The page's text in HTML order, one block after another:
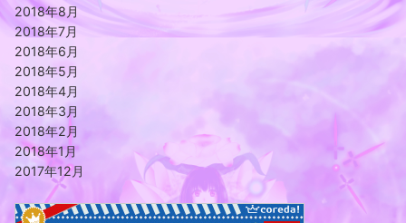
2018年8月
2018年7月
2018年6月
2018年5月
2018年4月
2018年3月
2018年2月
2018年1月
2017年12月